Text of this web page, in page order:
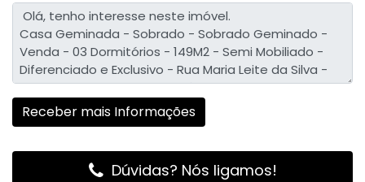
Dúvidas? Nós ligamos!